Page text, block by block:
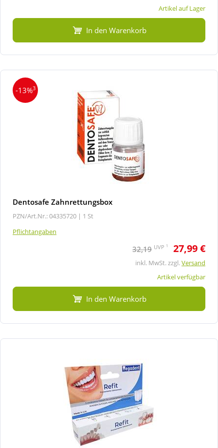
Artikel auf Lager
In den Warenkorb
-13%3
Dentosafe Zahnrettungsbox
PZN/Art.Nr.: 04335720 | 1 St
Pflichtangaben
32,19 UVP 1 27,99 €
inkl. MwSt. zzgl.Versand
Artikel verfügbar
In den Warenkorb